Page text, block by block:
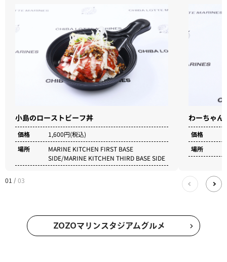
小島のローストビーフ丼
価格
1,600円(税込)
場所
MARINE KITCHEN FIRST BASE
SIDE/MARINE KITCHEN THIRD BASE SIDE
わーちゃん
価格
場所
01 / 03
ZOZOマリンスタジアムグルメ